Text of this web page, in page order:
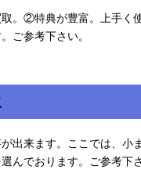
。②特典が豊富。上手く
ご参考下さい。
出来ます。ここでは、小
んでおります。ご参考下さ